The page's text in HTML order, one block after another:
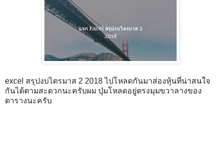
excel สรุปงบไตรมาส 2 2018 ไปโหลดกันมาส่องหุ้นที่น่าสนใจ
กันได้ตามสะดวกนะครับผม ปุ่มโหลดอยู่ตรงมุมขวาลางของ
ตารางนะครับ